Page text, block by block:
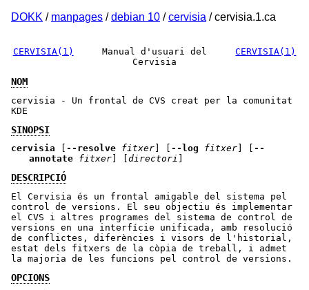
DOKK / manpages /debian 10 /cervisia / cervisia.1.ca
CERVISIA(1)
Manual d'usuari del
Cervisia
CERVISIA(1)
NOM
cervisia - Un frontal de CVS creat per la comunitat
KDE
SINOPSI
cervisia --resolve fitxer --log fitxer
--
annotate fitxer directori
DESCRIPCIÓ
El Cervisia és un frontal amigable del sistema pel
control de versions. El seu objectiu és implementar
el CVS i altres programes del sistema de control de
versions en una interfície unificada, amb resolució
de conflictes, diferències i visors de l'historial,
estat dels fitxers de la còpia de treball, i admet
la majoria de les funcions pel control de versions.
OPCIONS